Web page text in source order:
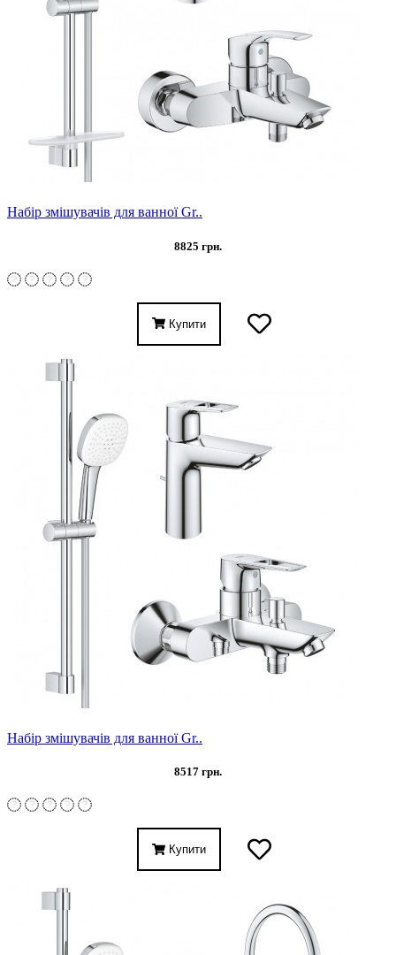
Набір змішувачів для ванної Gr..
8825 грн.
Купити
Набір змішувачів для ванної Gr..
8517 грн.
Купити